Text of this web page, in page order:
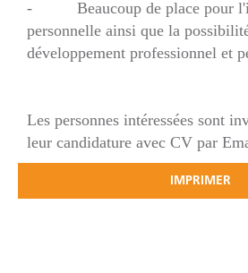
- Beaucoup de place pour
personnelle ainsi que la
développement professionnel et
Les personnes intéressées sont
leur candidature avec CV par
IMPRIMER